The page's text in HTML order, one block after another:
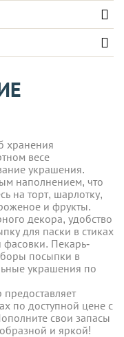
хранения
весе
украшения.
наполнением, что
на торт, шарлотку,
и фрукты.
декора, удобство
для паски в стиках
фасовки. Пекарь-
посыпки в
украшения по
по доступной цене с
свои запасы
и яркой!